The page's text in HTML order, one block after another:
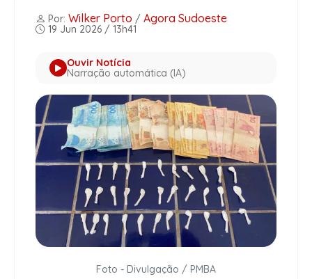
Por: Wilker Porto / Agora Sudoeste
19 Jun 2026 / 13h41
Ouvir Notícia
Narração automática (IA)
Foto - Divulgação / PMBA